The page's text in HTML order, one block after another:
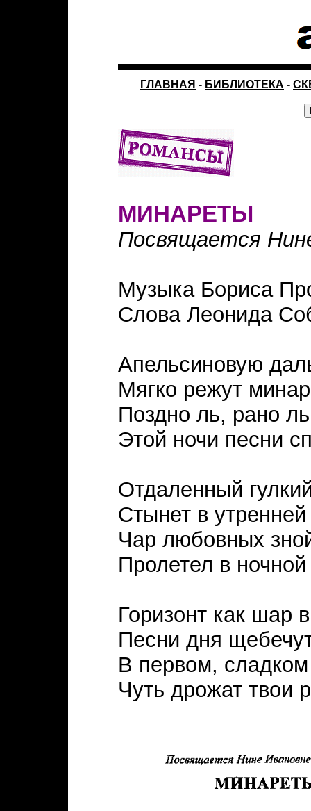
ГЛАВНАЯ - БИБЛИОТЕКА -
МИНАРЕТЫ
Посвящается
Музыка Бориса
Слова Леонида
Апельсиновую
Мягко режут
Поздно ль, рано
Этой ночи песни
Отдаленный
Стынет в
Чар любовных
Пролетел в
Горизонт как шар
Песни дня
В первом,
Чуть дрожат твои